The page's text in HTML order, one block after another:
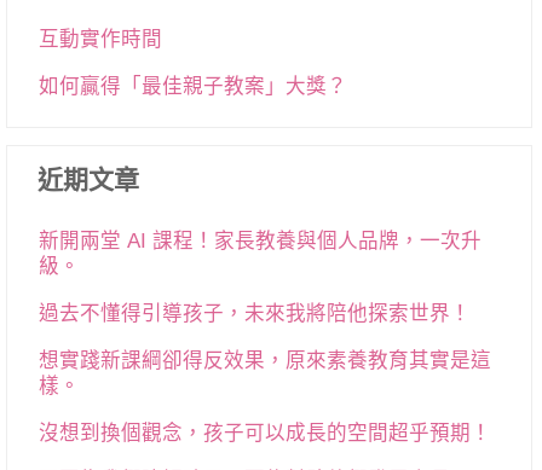
互動實作時間
如何贏得「最佳親子教案」大獎？
近期文章
新開兩堂 AI 課程！家長教養與個人品牌，一次升
級。
過去不懂得引導孩子，未來我將陪他探索世界！
想實踐新課綱卻得反效果，原來素養教育其實是這
樣。
沒想到換個觀念，孩子可以成長的空間超乎預期！